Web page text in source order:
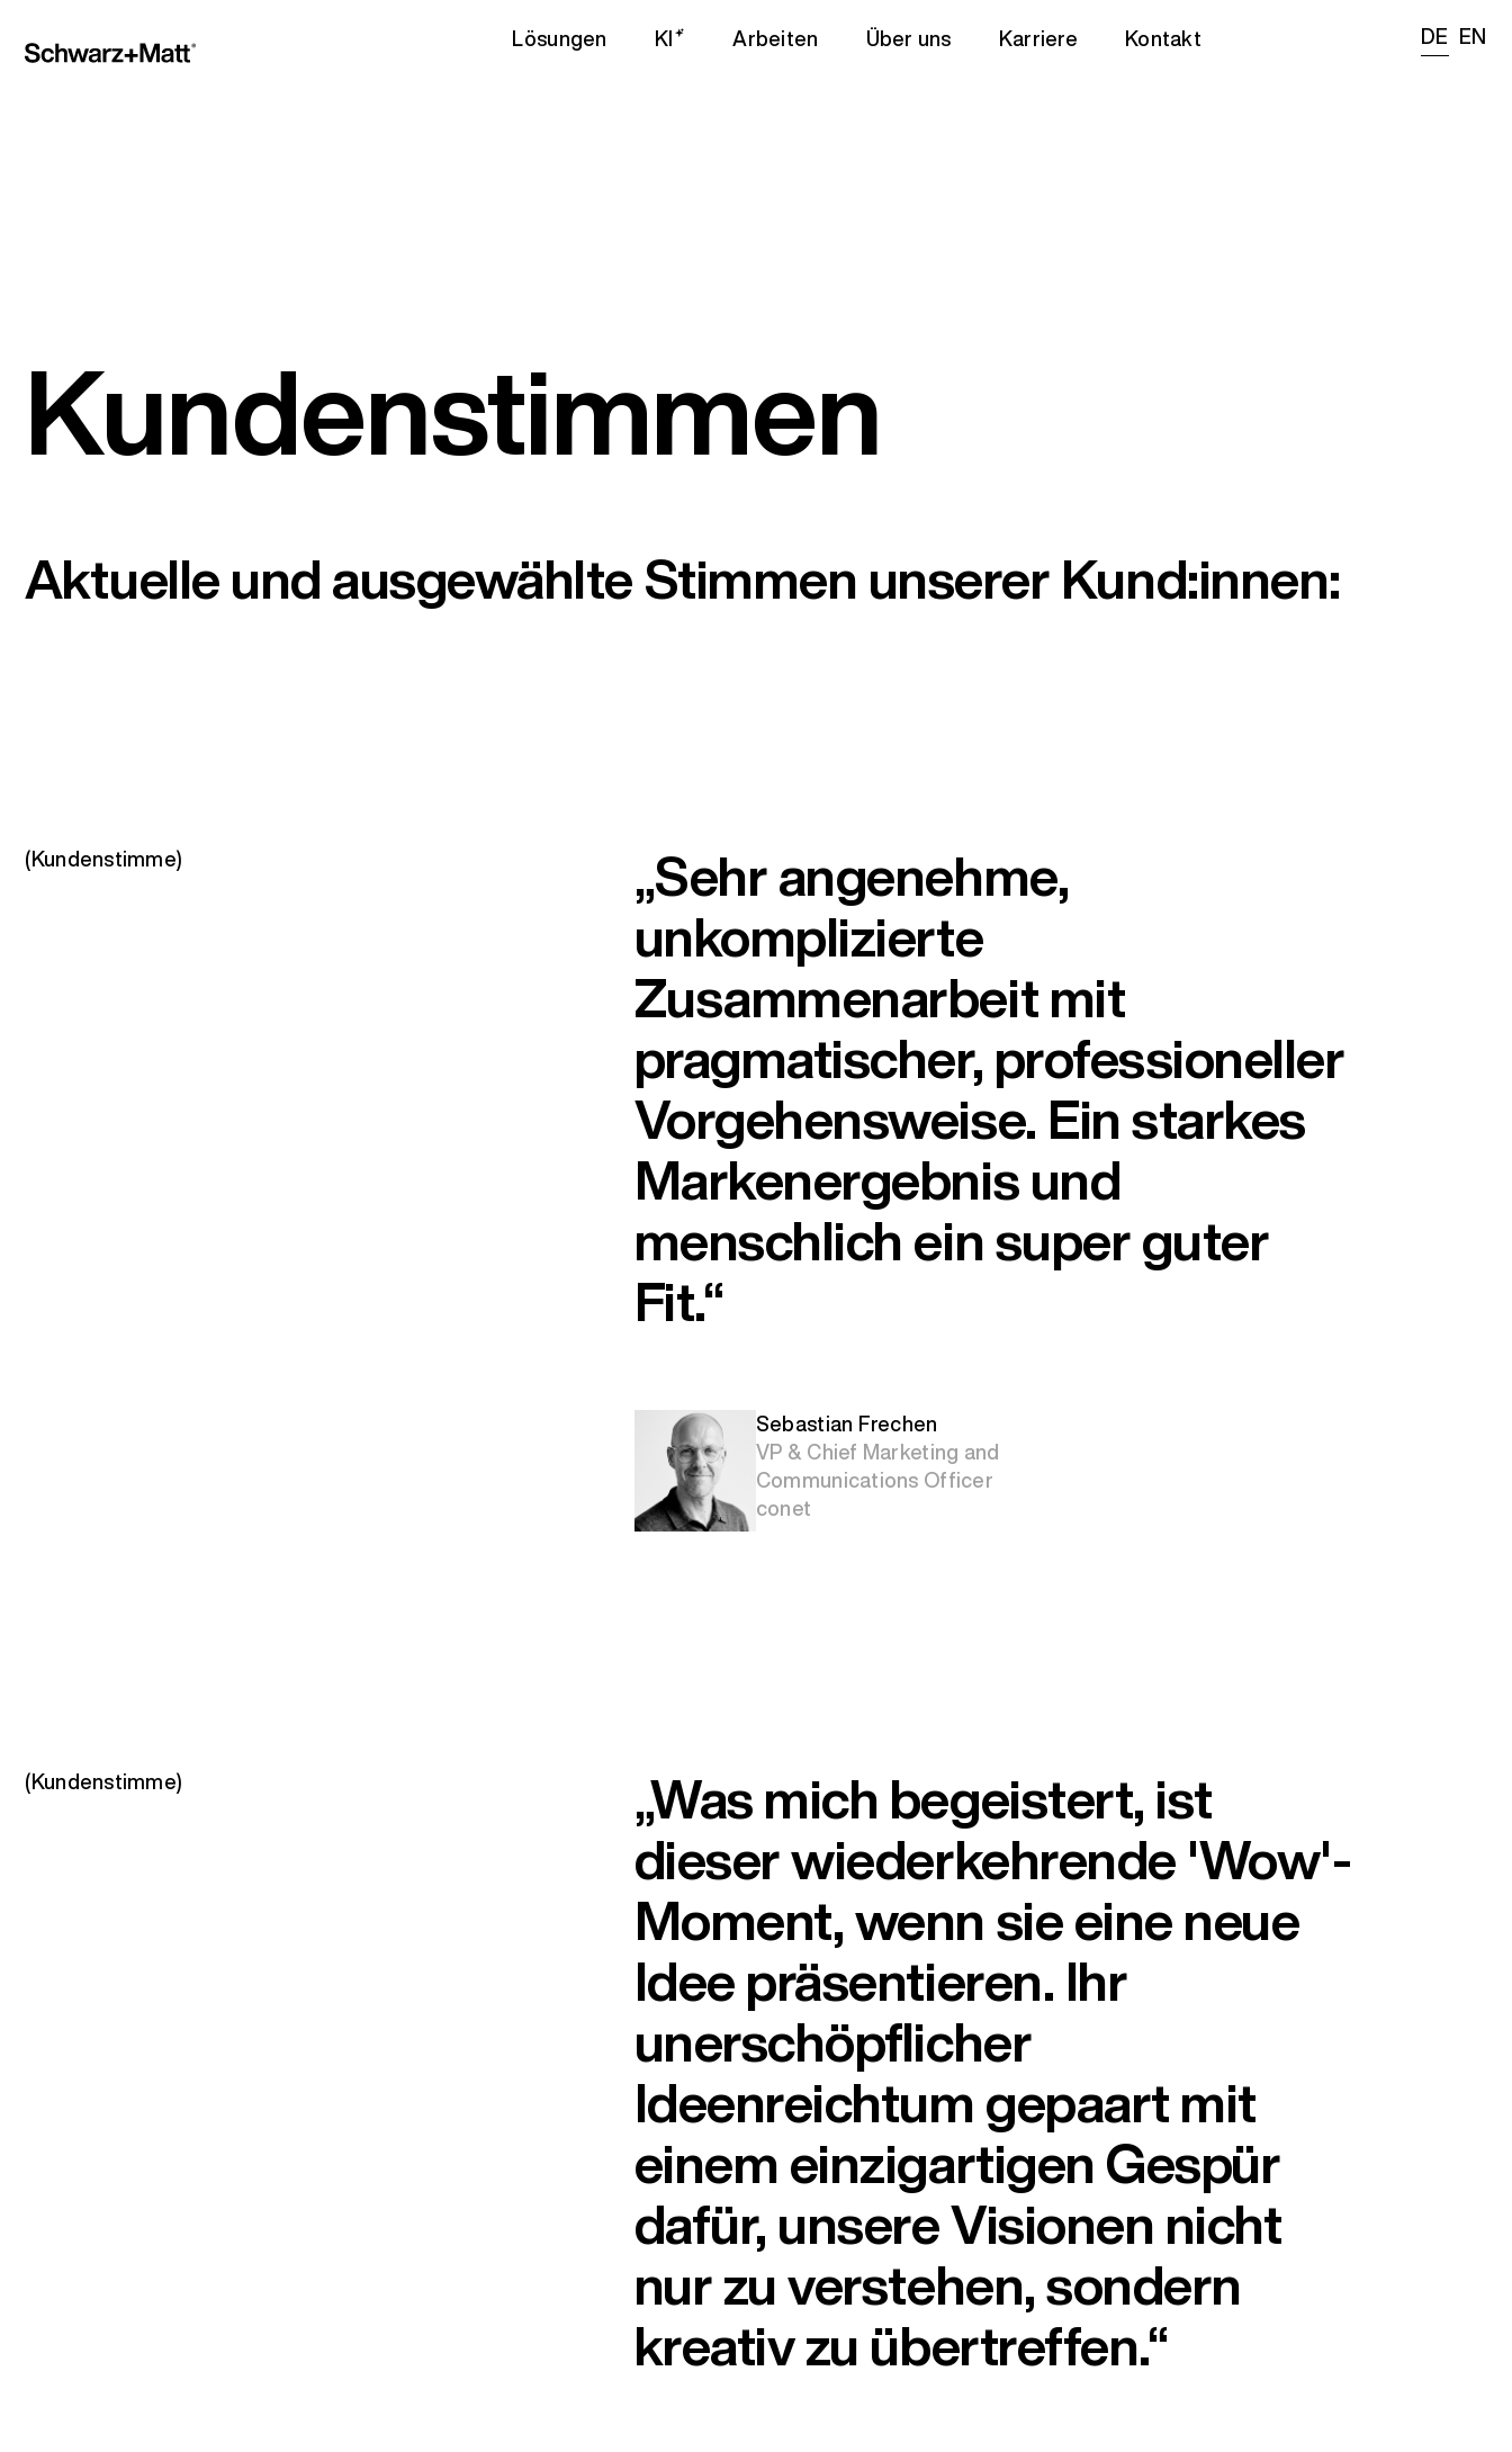
Lösungen KI Arbeiten Über uns Karriere Kontakt DE EN
Kundenstimmen
Aktuelle und ausgewählte Stimmen unserer Kund:innen:
(Kundenstimme) „Sehr angenehme,
unkomplizierte
Zusammenarbeit mit
pragmatischer, professioneller
Vorgehensweise. Ein starkes
Markenergebnis und
menschlich ein super guter
Fit.“
Sebastian Frechen
VP & Chief Marketing and
Communications Officer
conet
(Kundenstimme) „Was mich begeistert, ist
dieser wiederkehrende 'Wow'-
Moment, wenn sie eine neue
Idee präsentieren. Ihr
unerschöpflicher
Ideenreichtum gepaart mit
einem einzigartigen Gespür
dafür, unsere Visionen nicht
nur zu verstehen, sondern
kreativ zu übertreffen.“